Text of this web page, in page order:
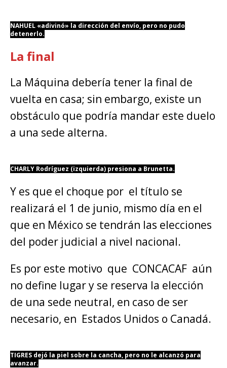
NAHUEL «adivinó» la dirección del envío, pero no pudo
detenerlo.
La final
La Máquina debería tener la final de
vuelta en casa; sin embargo, existe un
obstáculo que podría mandar este duelo
a una sede alterna.
CHARLY Rodríguez (izquierda) presiona a Brunetta.
Y es que el choque por el título se
realizará el 1 de junio, mismo día en el
que en México se tendrán las elecciones
del poder judicial a nivel nacional.
Es por este motivo que CONCACAF aún
no define lugar y se reserva la elección
de una sede neutral, en caso de ser
necesario, en Estados Unidos o Canadá.
TIGRES dejó la piel sobre la cancha, pero no le alcanzó para
avanzar.